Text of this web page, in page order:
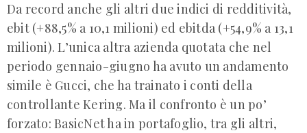
Da record anche gli altri due indici di redditività,
ebit (+88,5% a 10,1 milioni) ed ebitda (+54,9% a 13,1
milioni). L’unica altra azienda quotata che nel
periodo gennaio-giugno ha avuto un andamento
simile è Gucci, che ha trainato i conti della
controllante Kering. Ma il confronto è un po’
forzato: BasicNet ha in portafoglio, tra gli altri,